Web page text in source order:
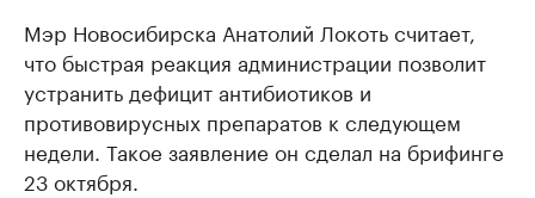
Мэр Новосибирска Анатолий Локоть считает,
что быстрая реакция администрации позволит
устранить дефицит антибиотиков и
противовирусных препаратов к следующем
недели. Такое заявление он сделал на брифинге
23 октября.